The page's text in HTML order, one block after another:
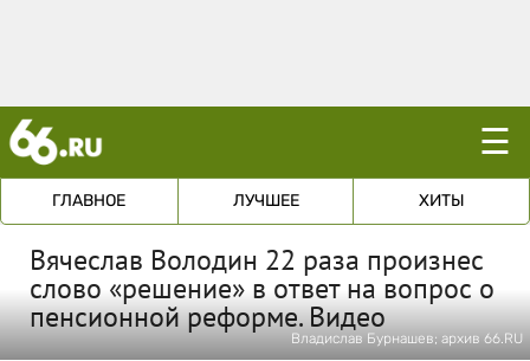
☰
ГЛАВНОЕ ЛУЧШЕЕ ХИТЫ
Вячеслав Володин 22 раза произнес
слово «решение» в ответ на вопрос о
пенсионной реформе. Видео
Владислав Бурнашев; архив 66.RU